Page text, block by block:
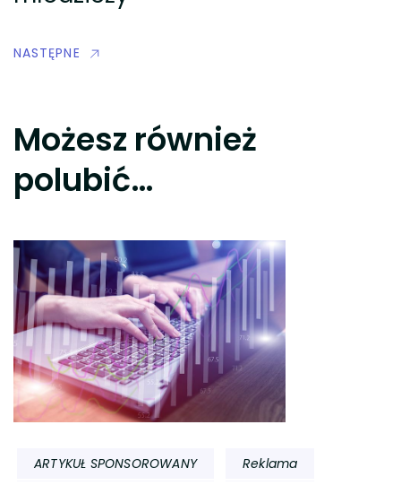
NASTĘPNE
Możesz również
polubić…
ARTYKUŁ SPONSOROWANY Reklama